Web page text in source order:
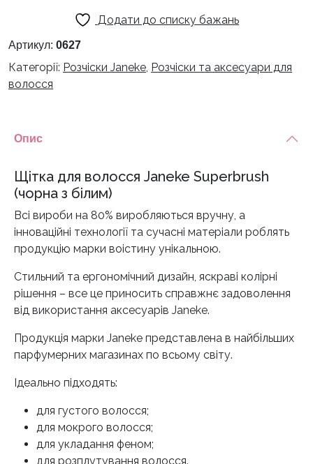
Superbrush
білим)
Додати до списку бажань
Артикул: 0627
Категорії: Розчіски Janeke, Розчіски та аксесуари для
волосся
Опис
Щітка для волосся Janeke Superbrush
(чорна з білим)
Всі вироби на 80% виробляються вручну, а
інноваційні технології та сучасні матеріали роблять
продукцію марки воістину унікальною.
Стильний та ергономічний дизайн, яскраві колірні
рішення – все це приносить справжнє задоволення
від використання аксесуарів Janeke.
Продукція марки Janeke представлена ​​в найбільших
парфумерних магазинах по всьому світу.
Ідеально підходять:
для густого волосся;
для мокрого волосся;
для укладання феном;
для розплутування волосся.